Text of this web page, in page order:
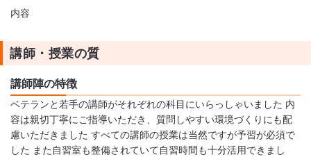
内容
講師・授業の質
講師陣の特徴
ベテランと若手の講師がそれぞれの科目にいらっしゃいました 内
容は親切丁寧にご指導いただき、質問しやすい環境づくりにも配
慮いただきました すべての講師の授業は当然ですが予習が必須で
した また自習室も整備されていて自習時間も十分活用できまし